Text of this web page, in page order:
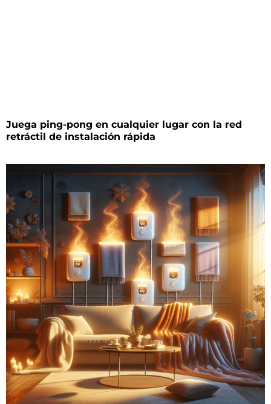
Juega ping-pong en cualquier lugar con la red
retráctil de instalación rápida